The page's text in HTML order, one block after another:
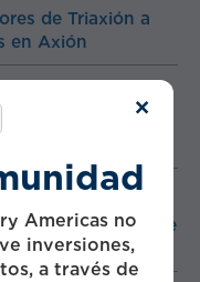
×
Americas no
inversiones,
a través de
de Triaxión a
en Axión
de
aniversario de